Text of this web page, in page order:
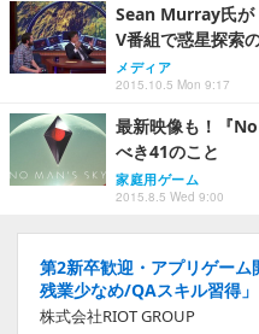
Sean Murray氏が
V番組で惑星探索
メディア
2015.10.5 Mon 9:17
最新映像も！『
べき41のこと
家庭用ゲーム
2015.8.5 Wed 9:00
第2新卒歓迎・アプリゲー
残業少なめ/QAスキル習得」
株式会社RIOT GROUP